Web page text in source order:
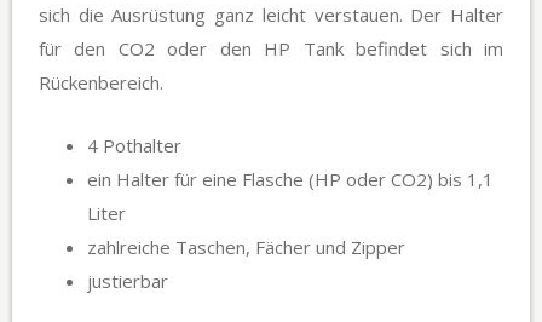
sich die Ausrüstung ganz leicht verstauen. Der Halter
für den CO2 oder den HP Tank befindet sich im
Rückenbereich.
4 Pothalter
ein Halter für eine Flasche (HP oder CO2) bis 1,1
Liter
zahlreiche Taschen, Fächer und Zipper
justierbar